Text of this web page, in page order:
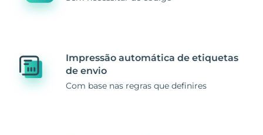
Impressão automática de etiquetas
de envio
Com base nas regras que definires